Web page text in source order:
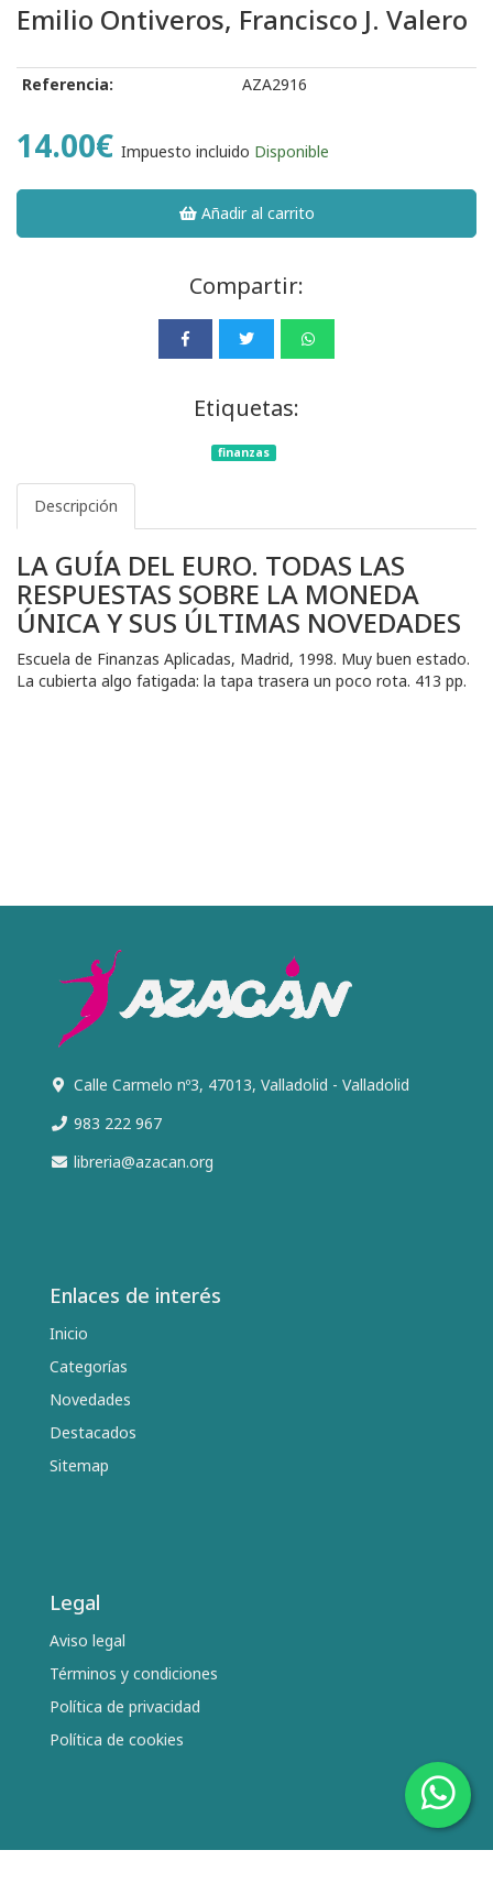
Emilio Ontiveros, Francisco J. Valero
Referencia: AZA2916
14.00€ Impuesto incluido Disponible
Añadir al carrito
Compartir:
Etiquetas:
finanzas
Descripción
LA GUÍA DEL EURO. TODAS LAS
RESPUESTAS SOBRE LA MONEDA
ÚNICA Y SUS ÚLTIMAS NOVEDADES
Escuela de Finanzas Aplicadas, Madrid, 1998. Muy buen estado.
La cubierta algo fatigada: la tapa trasera un poco rota. 413 pp.
Calle Carmelo nº3, 47013, Valladolid - Valladolid
983 222 967
libreria@azacan.org
Enlaces de interés
Inicio
Categorías
Novedades
Destacados
Sitemap
Legal
Aviso legal
Términos y condiciones
Política de privacidad
Política de cookies